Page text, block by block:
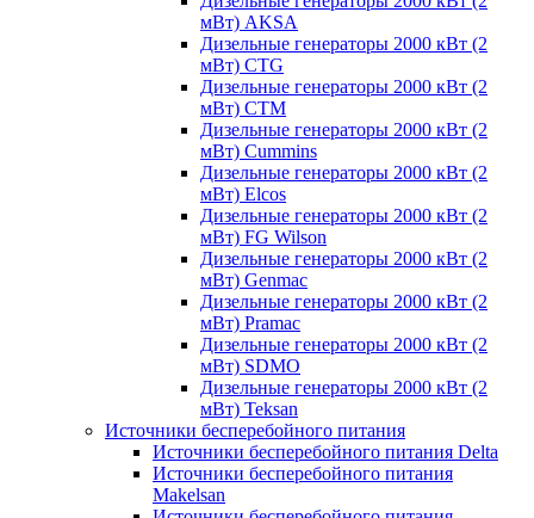
мВт) AKSA
Дизельные генераторы 2000 кВт (2
мВт) CTG
Дизельные генераторы 2000 кВт (2
мВт) CTM
Дизельные генераторы 2000 кВт (2
мВт) Cummins
Дизельные генераторы 2000 кВт (2
мВт) Elcos
Дизельные генераторы 2000 кВт (2
мВт) FG Wilson
Дизельные генераторы 2000 кВт (2
мВт) Genmac
Дизельные генераторы 2000 кВт (2
мВт) Pramac
Дизельные генераторы 2000 кВт (2
мВт) SDMO
Дизельные генераторы 2000 кВт (2
мВт) Teksan
Источники бесперебойного питания
Источники бесперебойного питания Delta
Источники бесперебойного питания
Makelsan